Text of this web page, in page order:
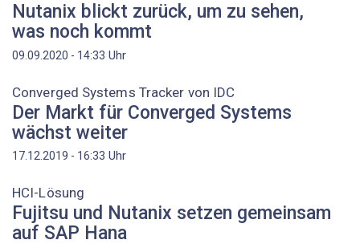
Nutanix blickt zurück, um zu sehen,
was noch kommt
09.09.2020 - 14:33 Uhr
Converged Systems Tracker von IDC
Der Markt für Converged Systems
wächst weiter
17.12.2019 - 16:33 Uhr
HCI-Lösung
Fujitsu und Nutanix setzen gemeinsam
auf SAP Hana